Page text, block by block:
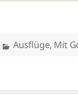
Kategorien
Ausflüge, Mit